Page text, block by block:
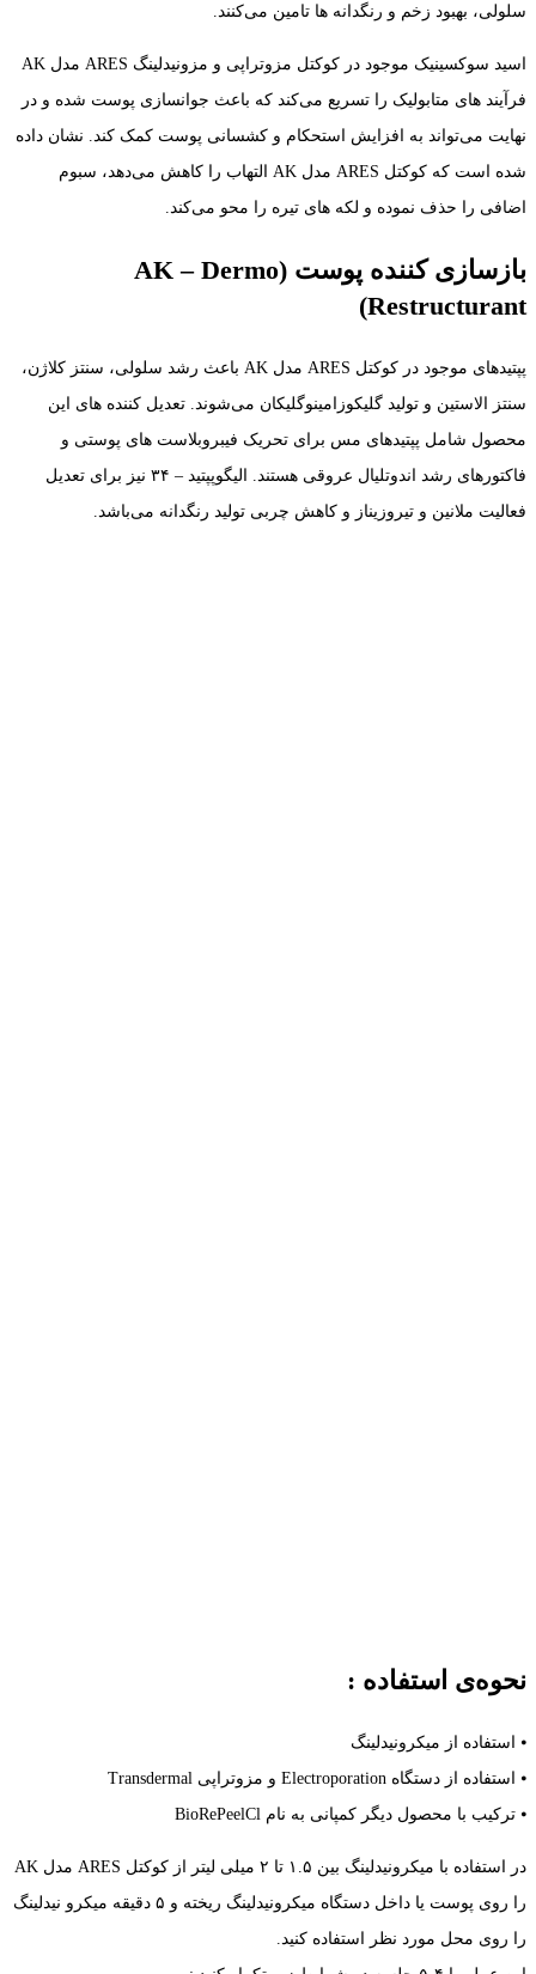
سلولی، بهبود زخم و رنگدانه‌ ها تامین می‌کنند.
اسید سوکسینیک موجود در کوکتل مزوتراپی و مزونیدلینگ ARES مدل AK
فرآیند های متابولیک را تسریع می‌کند که باعث جوانسازی پوست شده و در
نهایت می‌تواند به افزایش استحکام و کشسانی پوست کمک کند. نشان داده
شده است که کوکتل ARES مدل AK التهاب را کاهش می‌دهد، سبوم
اضافی را حذف نموده و لکه های تیره را محو می‌کند.
بازسازی کننده پوست (AK – Dermo
Restructurant)
پپتیدهای موجود در کوکتل ARES مدل AK باعث رشد سلولی، سنتز کلاژن،
سنتز الاستین و تولید گلیکوزامینوگلیکان می‌شوند. تعدیل کننده های این
محصول شامل پپتیدهای مس برای تحریک فیبروبلاست های پوستی و
فاکتورهای رشد اندوتلیال عروقی هستند. الیگوپپتید – ۳۴ نیز برای تعدیل
فعالیت ملانین و تیروزیناز و کاهش چربی تولید رنگدانه می‌باشد.
نحوه‌ی استفاده :
⦁ استفاده از میکرونیدلینگ
⦁ استفاده از دستگاه Electroporation و مزوتراپی Transdermal
⦁ ترکیب با محصول دیگر کمپانی به نام BioRePeelCl
در استفاده با میکرونیدلینگ بین ۱.۵ تا ۲ میلی لیتر از کوکتل ARES مدل AK
را روی پوست یا داخل دستگاه میکرونیدلینگ ریخته و ۵ دقیقه میکرو نیدلینگ
را روی محل مورد نظر استفاده کنید.